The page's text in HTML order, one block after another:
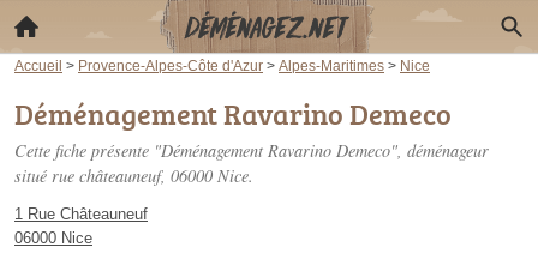
Accueil > Provence-Alpes-Côte d'Azur > Alpes-Maritimes > Nice
Déménagement Ravarino Demeco
Cette fiche présente "Déménagement Ravarino Demeco", déménageur
situé rue châteauneuf, 06000 Nice.
1 Rue Châteauneuf
06000 Nice